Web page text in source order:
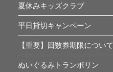
夏休みキッズクラブ
平日貸切キャンペーン
【重要】回数券期限について
ぬいぐるみトランポリン